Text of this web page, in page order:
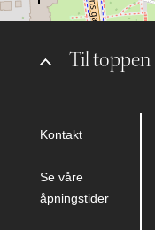
Til toppen
Kontakt
Se våre
åpningstider